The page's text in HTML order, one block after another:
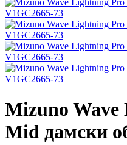
Mizuno
Mid дамски